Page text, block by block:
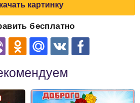
картинку
бесплатно